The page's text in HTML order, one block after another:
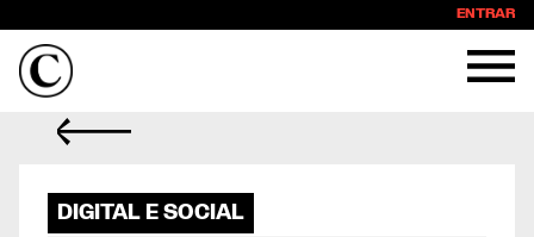
ENTRAR
DIGITAL E SOCIAL